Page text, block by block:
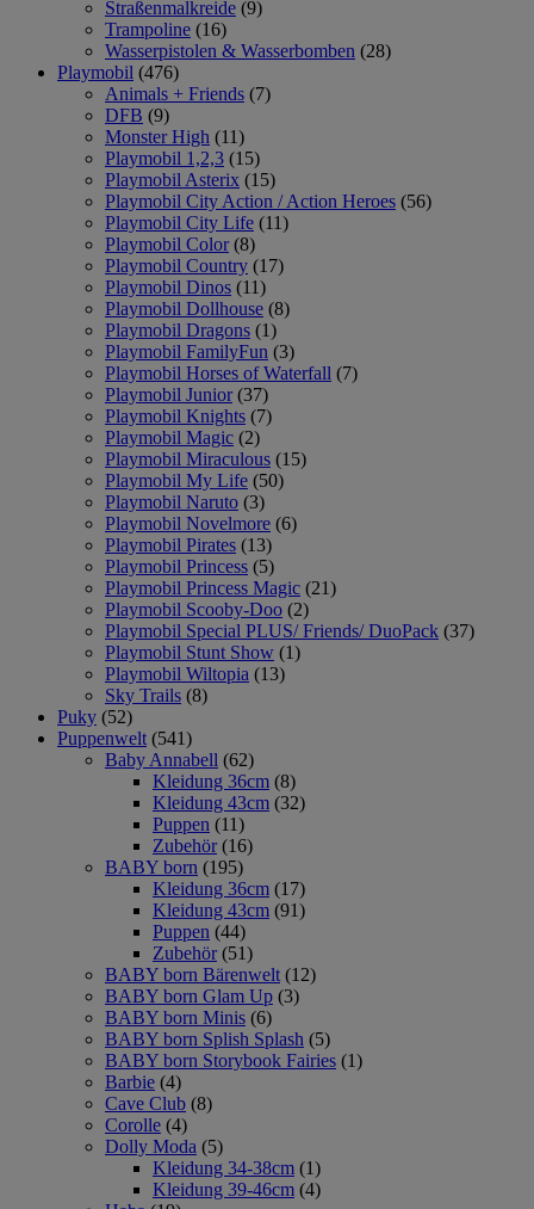
Straßenmalkreide (9)
Trampoline (16)
Wasserpistolen & Wasserbomben (28)
Playmobil (476)
Animals + Friends (7)
DFB (9)
Monster High (11)
Playmobil 1,2,3 (15)
Playmobil Asterix (15)
Playmobil City Action / Action Heroes (56)
Playmobil City Life (11)
Playmobil Color (8)
Playmobil Country (17)
Playmobil Dinos (11)
Playmobil Dollhouse (8)
Playmobil Dragons (1)
Playmobil FamilyFun (3)
Playmobil Horses of Waterfall (7)
Playmobil Junior (37)
Playmobil Knights (7)
Playmobil Magic (2)
Playmobil Miraculous (15)
Playmobil My Life (50)
Playmobil Naruto (3)
Playmobil Novelmore (6)
Playmobil Pirates (13)
Playmobil Princess (5)
Playmobil Princess Magic (21)
Playmobil Scooby-Doo (2)
Playmobil Special PLUS/ Friends/ DuoPack (37)
Playmobil Stunt Show (1)
Playmobil Wiltopia (13)
Sky Trails (8)
Puky (52)
Puppenwelt (541)
Baby Annabell (62)
Kleidung 36cm (8)
Kleidung 43cm (32)
Puppen (11)
Zubehör (16)
BABY born (195)
Kleidung 36cm (17)
Kleidung 43cm (91)
Puppen (44)
Zubehör (51)
BABY born Bärenwelt (12)
BABY born Glam Up (3)
BABY born Minis (6)
BABY born Splish Splash (5)
BABY born Storybook Fairies (1)
Barbie (4)
Cave Club (8)
Corolle (4)
Dolly Moda (5)
Kleidung 34-38cm (1)
Kleidung 39-46cm (4)